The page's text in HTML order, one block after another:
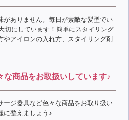
がありません。毎日が素敵な髪型でい
切にしています！簡単にスタイリング
やアイロンの入れ方、スタイリング剤
な商品をお取扱いしています♪
ージ器具など色々な商品をお取り扱い
に整えましょう♪